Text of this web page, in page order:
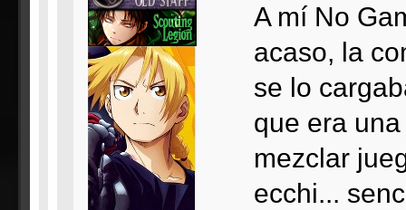
A mí No
acaso, la
se lo
que era
mezclar
ecchi...